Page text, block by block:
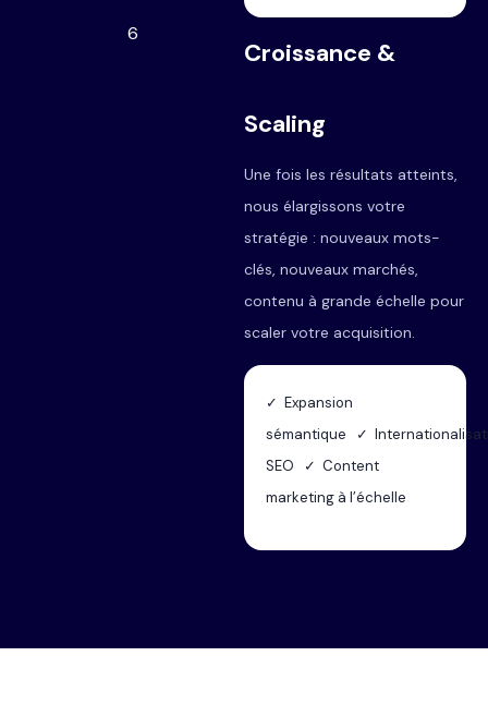
6
Croissance &
Scaling
Une fois les résultats atteints,
nous élargissons votre
stratégie : nouveaux mots-
clés, nouveaux marchés,
contenu à grande échelle pour
scaler votre acquisition.
✓ Expansion
sémantique ✓
SEO ✓ Content
marketing à l’échelle